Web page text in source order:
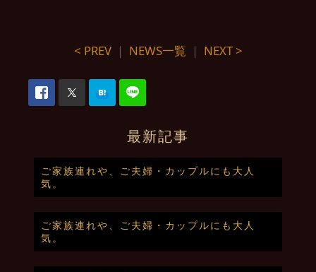
< PREV｜ NEWS一覧 ｜ NEXT >
最新記事
ご家族連れや、ご夫婦・カップルにも大人
気。
ご家族連れや、ご夫婦・カップルにも大人
気。